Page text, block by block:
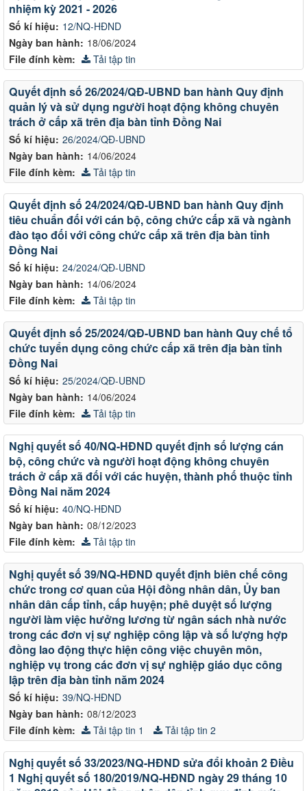
Số kí hiệu: 12/NQ-HĐND
Ngày ban hành: 18/06/2024
nhiệm kỳ 2021 - 2026
File đính kèm: Tải tập tin
Số kí hiệu: 26/2024/QĐ-UBND
Ngày ban hành: 14/06/2024
Quyết định số 26/2024/QĐ-UBND ban hành Quy định
quản lý và sử dụng người hoạt động không chuyên
trách ở cấp xã trên địa bàn tỉnh Đồng Nai
File đính kèm: Tải tập tin
Số kí hiệu: 24/2024/QĐ-UBND
Ngày ban hành: 14/06/2024
Quyết định số 24/2024/QĐ-UBND ban hành Quy định
tiêu chuẩn đối với cán bộ, công chức cấp xã và ngành
đào tạo đối với công chức cấp xã trên địa bàn tỉnh
Đồng Nai
File đính kèm: Tải tập tin
Số kí hiệu: 25/2024/QĐ-UBND
Ngày ban hành: 14/06/2024
Quyết định số 25/2024/QĐ-UBND ban hành Quy chế tổ
chức tuyển dụng công chức cấp xã trên địa bàn tỉnh
Đồng Nai
File đính kèm: Tải tập tin
Số kí hiệu: 40/NQ-HĐND
Ngày ban hành: 08/12/2023
Nghị quyết số 40/NQ-HĐND quyết định số lượng cán
bộ, công chức và người hoạt động không chuyên
trách ở cấp xã đối với các huyện, thành phố thuộc tỉnh
Đồng Nai năm 2024
File đính kèm: Tải tập tin
Số kí hiệu: 39/NQ-HĐND
Ngày ban hành: 08/12/2023
Nghị quyết số 39/NQ-HĐND quyết định biên chế công
chức trong cơ quan của Hội đồng nhân dân, Ủy ban
nhân dân cấp tỉnh, cấp huyện; phê duyệt số lượng
người làm việc hưởng lương từ ngân sách nhà nước
trong các đơn vị sự nghiệp công lập và số lượng hợp
đồng lao động thực hiện công việc chuyên môn,
nghiệp vụ trong các đơn vị sự nghiệp giáo dục công
lập trên địa bàn tỉnh năm 2024
File đính kèm: Tải tập tin 1 Tải tập tin 2
Nghị quyết số 33/2023/NQ-HĐND sửa đổi khoản 2 Điều
1 Nghị quyết số 180/2019/NQ-HĐND ngày 29 tháng 10